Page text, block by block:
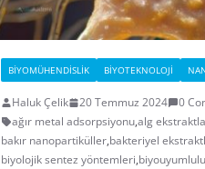
BIYOMÜHENDISLIK BIYOTEKNOLOJI
Haluk Çelik 20 Temmuz 2024
0
ağır metal adsorpsiyonu,alg
bakır nanopartiküller,bakteriyel
biyolojik sentez yöntemleri,